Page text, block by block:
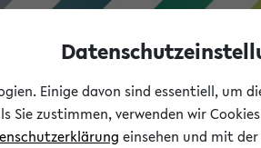
Einige davon sind essentiell,
Sie zustimmen, verwenden wir
einsehen und mit